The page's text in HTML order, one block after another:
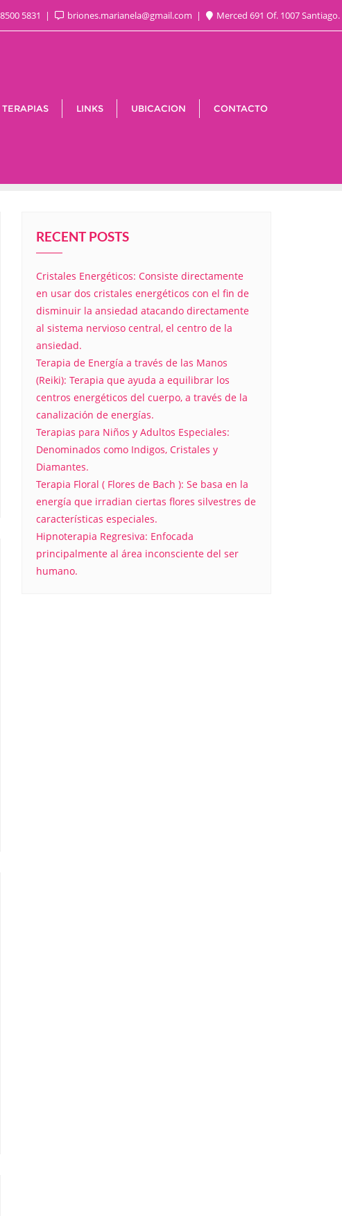
5831 briones.marianela@gmail.com Merced 691 Of. 1007 Santiago.
TERAPIAS LINKS UBICACION CONTACTO
RECENT POSTS
Cristales Energéticos: Consiste directamente
en usar dos cristales energéticos con el fin de
disminuir la ansiedad atacando directamente
al sistema nervioso central, el centro de la
ansiedad.
Terapia de Energía a través de las Manos
(Reiki): Terapia que ayuda a equilibrar los
centros energéticos del cuerpo, a través de la
canalización de energías.
Terapias para Niños y Adultos Especiales:
Denominados como Indigos, Cristales y
Diamantes.
Terapia Floral ( Flores de Bach ): Se basa en la
energía que irradian ciertas flores silvestres de
características especiales.
Hipnoterapia Regresiva: Enfocada
principalmente al área inconsciente del ser
humano.